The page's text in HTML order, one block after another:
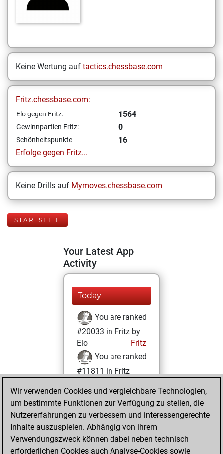
Keine Wertung auf tactics.chessbase.com
Fritz.chessbase.com:
Elo gegen Fritz: 1564
Gewinnpartien Fritz: 0
Schönheitspunkte
16
Erfolge gegen Fritz...
Keine Drills auf Mymoves.chessbase.com
STARTSEITE
Your Latest App
Activity
Today
You are ranked
#20033 in Fritz by
Elo
Fritz
You are ranked
#11811 in Fritz
Samstag, Februar
13, 2021
You achieved a
BeautyScore of 16
Wir verwenden Cookies und vergleichbare Technologien,
um bestimmte Funktionen zur Verfügung zu stellen, die
Nutzererfahrungen zu verbessern und interessengerechte
Inhalte auszuspielen. Abhängig von ihrem
Verwendungszweck können dabei neben technisch
erforderlichen Cookies auch Analyse-Cookies sowie